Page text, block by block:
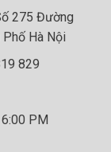
275 Đường
Phố Hà Nội
829
PM